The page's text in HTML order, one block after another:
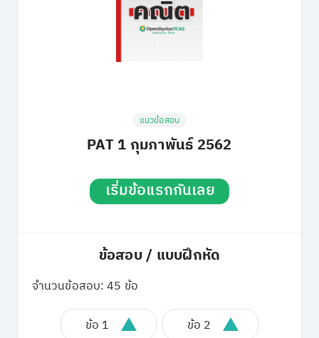
แนวข้อสอบ
PAT 1 กุมภาพันธ์ 2562
เริ่มข้อแรกกันเลย
ข้อสอบ / แบบฝึกหัด
จำนวนข้อสอบ: 45 ข้อ
ข้อ 1 ข้อ 2